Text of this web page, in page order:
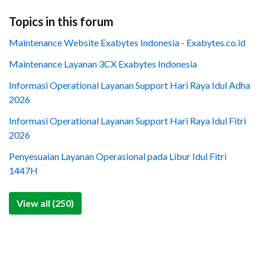
Topics in this forum
Maintenance Website Exabytes Indonesia - Exabytes.co.id
Maintenance Layanan 3CX Exabytes Indonesia
Informasi Operational Layanan Support Hari Raya Idul Adha
2026
Informasi Operational Layanan Support Hari Raya Idul Fitri
2026
Penyesuaian Layanan Operasional pada Libur Idul Fitri
1447H
View all (250)